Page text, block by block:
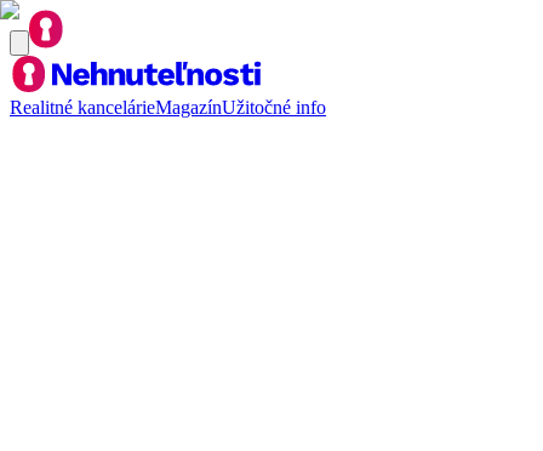
Realitné kancelárieMagazínUžitočné info